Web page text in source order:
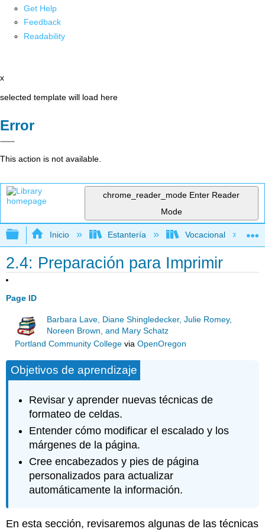
Get Help
Feedback
Readability
x
selected template will load here
Error
This action is not available.
chrome_reader_mode Enter Reader
Mode
Expandir/contraer jerarquía global
Inicio Estantería Vocacional
2.4: Preparación para Imprimir
Page ID
Barbara Lave, Diane Shingledecker, Julie Romey,
Noreen Brown, and Mary Schatz
Portland Community Collegevia OpenOregon
Objetivos de aprendizaje
Revisar y aprender nuevas técnicas de
formateo de celdas.
Entender cómo modificar el escalado y los
márgenes de la página.
Cree encabezados y pies de página
personalizados para actualizar
automáticamente la información.
En esta sección, revisaremos algunas de las técnicas